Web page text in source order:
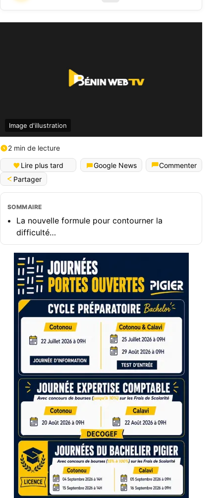
Image d'illustration
2 min de lecture
Lire plus tard Google News
Commenter
Partager
SOMMAIRE
La nouvelle formule pour contourner la
difficulté…